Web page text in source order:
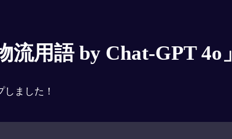
用語 by Chat-GPT 4o」
ました！